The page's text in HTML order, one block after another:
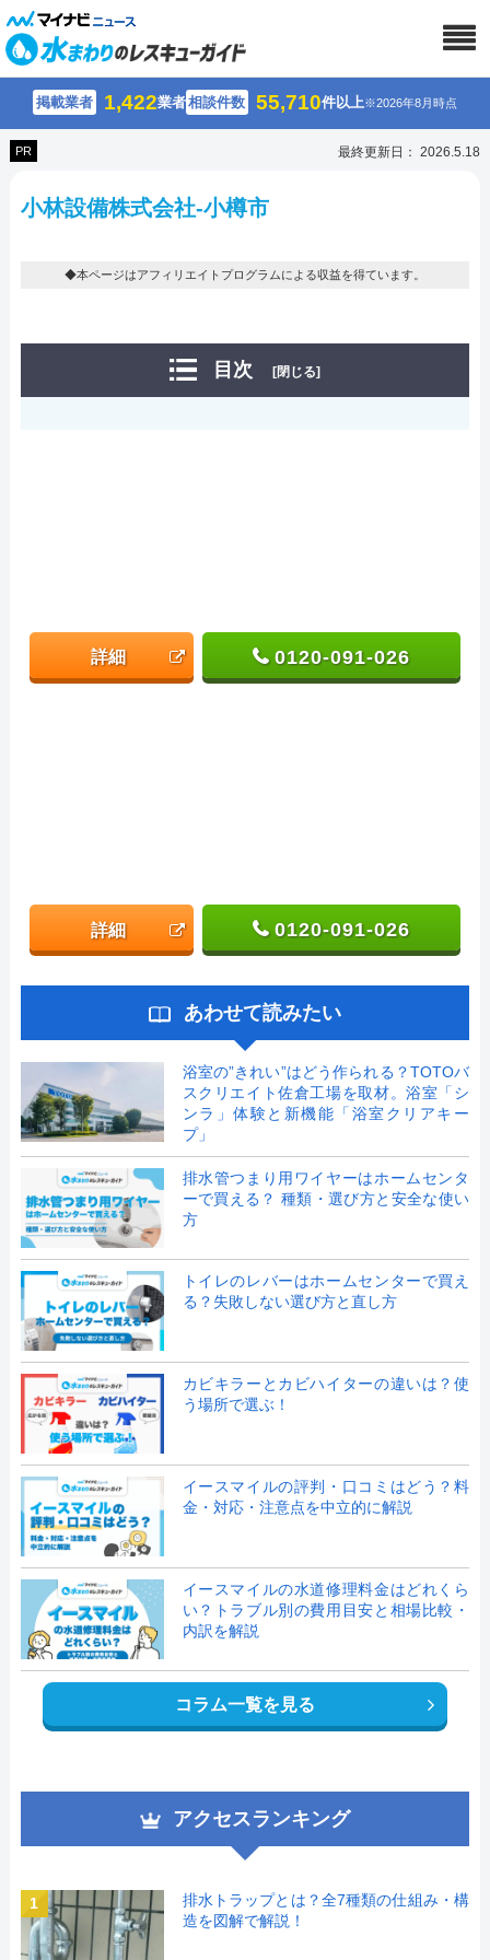
掲載業者 1,422業者相談件数 55,710件以上※2026年8月時点
PR 最終更新日： 2026.5.18
小林設備株式会社-小樽市
◆本ページはアフィリエイトプログラムによる収益を得ています。
目次 [閉じる]
詳細 0120-091-026
詳細 0120-091-026
あわせて読みたい
浴室の”きれい”はどう作られる？TOTOバ
スクリエイト佐倉工場を取材。浴室「シ
ンラ」体験と新機能「浴室クリアキー
プ」
排水管つまり用ワイヤーはホームセンタ
ーで買える？ 種類・選び方と安全な使い
方
トイレのレバーはホームセンターで買え
る？失敗しない選び方と直し方
カビキラーとカビハイターの違いは？使
う場所で選ぶ！
イースマイルの評判・口コミはどう？料
金・対応・注意点を中立的に解説
イースマイルの水道修理料金はどれくら
い？トラブル別の費用目安と相場比較・
内訳を解説
コラム一覧を見る
アクセスランキング
1
排水トラップとは？全7種類の仕組み・構
造を図解で解説！